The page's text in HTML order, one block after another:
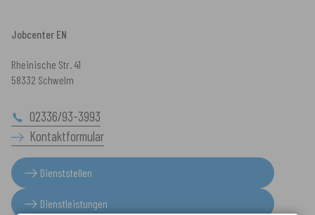
Jobcenter EN
Rheinische Str. 41
58332 Schwelm
02336/93-3993
Kontaktformular
Dienststellen
Dienstleistungen